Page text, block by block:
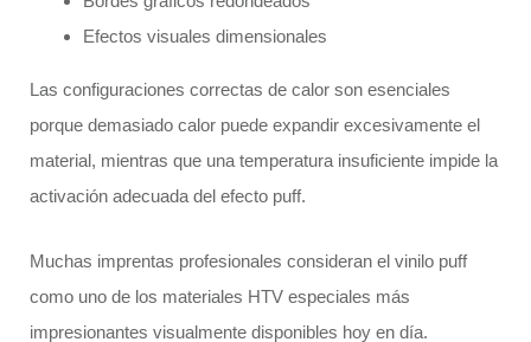
Efectos visuales dimensionales
Las configuraciones correctas de calor son esenciales
porque demasiado calor puede expandir excesivamente el
material, mientras que una temperatura insuficiente impide la
activación adecuada del efecto puff.
Muchas imprentas profesionales consideran el vinilo puff
como uno de los materiales HTV especiales más
impresionantes visualmente disponibles hoy en día.